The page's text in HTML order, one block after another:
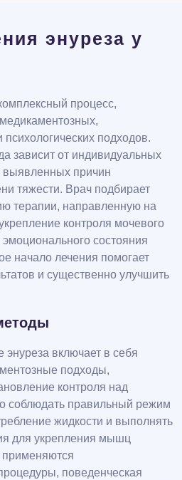
энуреза у
процесс,
подходов.
зависит от индивидуальных
выявленных причин
тяжести. Врач подбирает
терапии, направленную на
контроля мочевого
состояния
начало лечения помогает
и существенно улучшить
энуреза включает в себя
подходы,
контроля над
соблюдать правильный режим
жидкости и выполнять
для укрепления мышц
применяются
поведенческая